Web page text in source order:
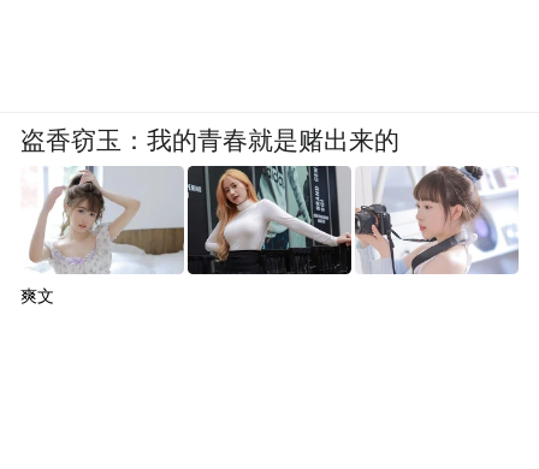
盗香窃玉：我的青春就是赌出来的
爽文